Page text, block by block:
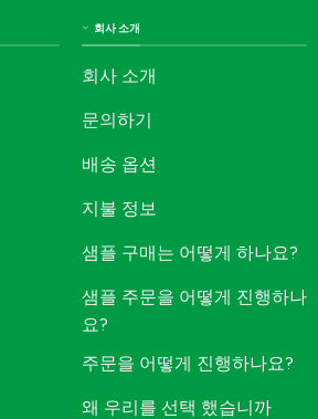
회사 소개
회사 소개
문의하기
배송 옵션
지불 정보
샘플 구매는 어떻게 하나요?
샘플 주문을 어떻게 진행하나
요?
주문을 어떻게 진행하나요?
왜 우리를 선택 했습니까